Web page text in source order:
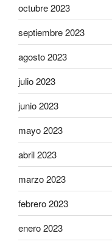
octubre 2023
septiembre 2023
agosto 2023
julio 2023
junio 2023
mayo 2023
abril 2023
marzo 2023
febrero 2023
enero 2023